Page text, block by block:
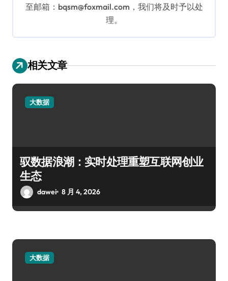
至邮箱：bqsm@foxmail.com，我们将及时予以处
理。
相关文章
大数据
驭数据浪潮：实时处理重塑互联网创业
生态
dawei 8 月 4, 2026
大数据